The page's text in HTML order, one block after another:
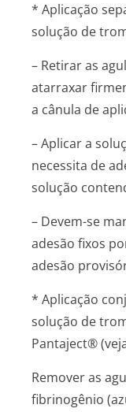
* Aplicação
solução de
– Retirar as
atarraxar
a cânula de
– Aplicar a
necessita de
solução
– Devem-se
adesão fixos
adesão
* Aplicação
solução de
Pantaject®
Remover as
fibrinogênio